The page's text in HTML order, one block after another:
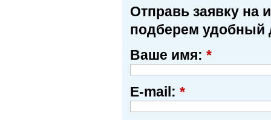
Отправь заявку на
подберем удобный
Ваше имя: *
E-mail: *